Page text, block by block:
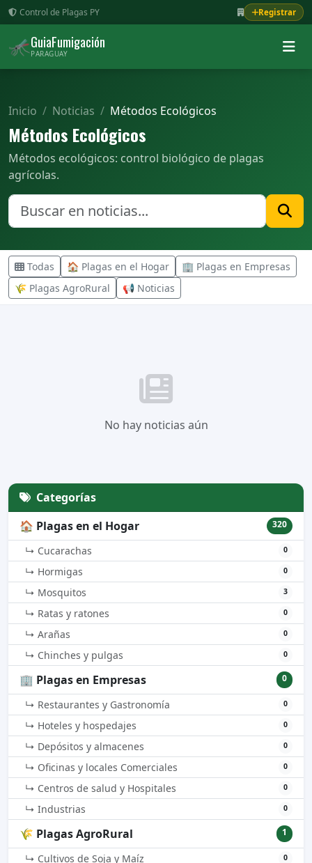
Control de Plagas PY Registrar
🦟GuiaFumigación
PARAGUAY
Inicio Noticias Métodos Ecológicos
Métodos Ecológicos
Métodos ecológicos: control biológico de plagas
agrícolas.
Todas 🏠 Plagas en el Hogar
🏢 Plagas en Empresas
🌾 Plagas AgroRural
📢 Noticias
No hay noticias aún
Categorías
🏠 Plagas en el Hogar
320
↳ Cucarachas 0
↳ Hormigas 0
↳ Mosquitos 3
↳ Ratas y ratones 0
↳ Arañas 0
↳ Chinches y pulgas 0
🏢 Plagas en Empresas 0
↳ Restaurantes y Gastronomía 0
↳ Hoteles y hospedajes 0
↳ Depósitos y almacenes 0
↳ Oficinas y locales Comerciales 0
↳ Centros de salud y Hospitales 0
↳ Industrias 0
🌾 Plagas AgroRural 1
↳ Cultivos de Soja y Maíz 0